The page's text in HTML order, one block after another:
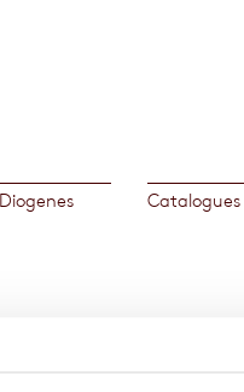
Catalogues